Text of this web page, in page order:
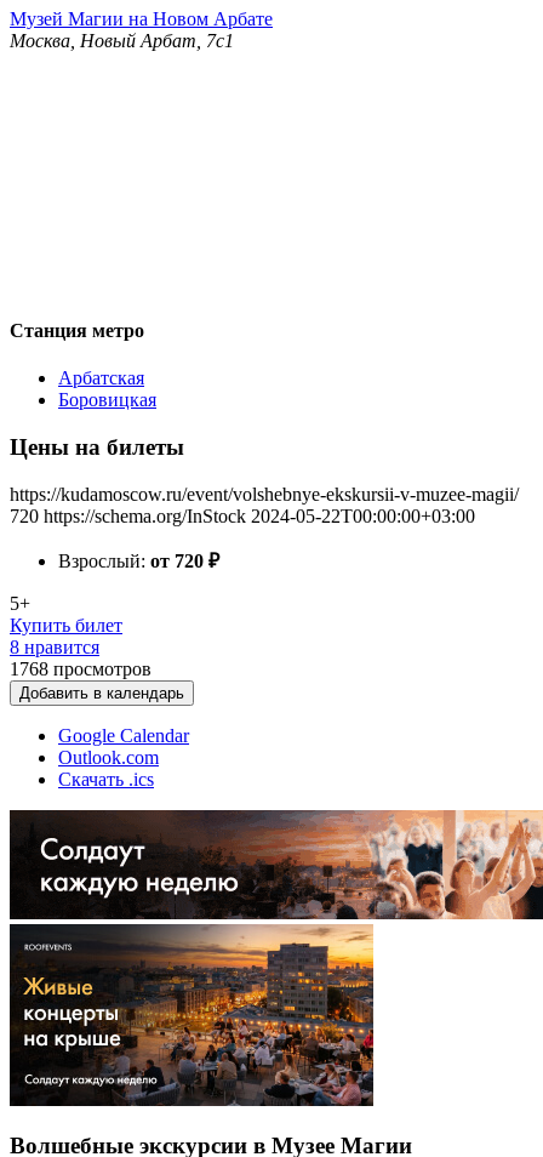
Музей Магии на Новом Арбате
Москва, Новый Арбат, 7с1
Станция метро
Арбатская
Боровицкая
Цены на билеты
https://kudamoscow.ru/event/volshebnye-ekskursii-v-muzee-magii/
720 https://schema.org/InStock 2024-05-22T00:00:00+03:00
Взрослый: от 720 ₽
5+
Купить билет
8 нравится
1768 просмотров
Добавить в календарь
Google Calendar
Outlook.com
Скачать .ics
Волшебные экскурсии в Музее Магии